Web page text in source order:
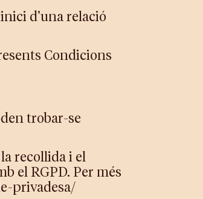
d’una relació
Condicions
trobar-se
recollida i el
el RGPD. Per més
privadesa/